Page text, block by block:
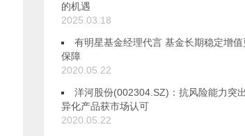
的机遇
2025.03.18
有明星基金经理代言 基金长期稳定增值
保障
2020.05.22
洋河股份(002304.SZ)：抗风险能力突
异化产品获市场认可
2020.05.22